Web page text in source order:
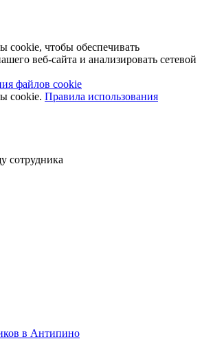
cookie, чтобы обеспечивать
веб-сайта и анализировать сетевой
файлов cookie
cookie. Правила использования
сотрудника
в Антипино